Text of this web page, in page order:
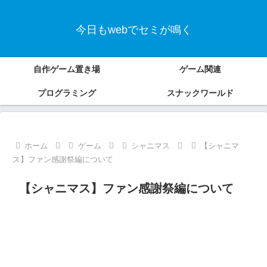
今日もwebでセミが鳴く
自作ゲーム置き場 ゲーム関連
プログラミング スナックワールド
ホーム ゲーム シャニマス
【シャニマ
ス】ファン感謝祭編について
【シャニマス】ファン感謝祭編について